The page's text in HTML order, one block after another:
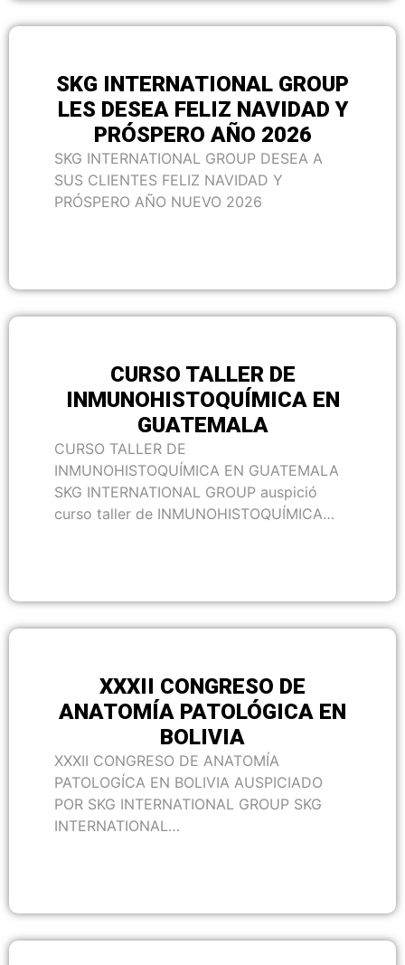
SKG INTERNATIONAL GROUP
LES DESEA FELIZ NAVIDAD Y
PRÓSPERO AÑO 2026
SKG INTERNATIONAL GROUP DESEA A
SUS CLIENTES FELIZ NAVIDAD Y
PRÓSPERO AÑO NUEVO 2026
CURSO TALLER DE
INMUNOHISTOQUÍMICA EN
GUATEMALA
CURSO TALLER DE
INMUNOHISTOQUÍMICA EN GUATEMALA
SKG INTERNATIONAL GROUP auspició
curso taller de INMUNOHISTOQUÍMICA…
XXXII CONGRESO DE
ANATOMÍA PATOLÓGICA EN
BOLIVIA
XXXII CONGRESO DE ANATOMÍA
PATOLOGÍCA EN BOLIVIA AUSPICIADO
POR SKG INTERNATIONAL GROUP SKG
INTERNATIONAL…